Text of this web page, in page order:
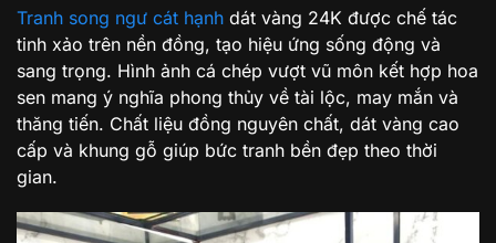
Tranh song ngư cát hạnh dát vàng 24K được chế tác
tinh xảo trên nền đồng, tạo hiệu ứng sống động và
sang trọng. Hình ảnh cá chép vượt vũ môn kết hợp hoa
sen mang ý nghĩa phong thủy về tài lộc, may mắn và
thăng tiến. Chất liệu đồng nguyên chất, dát vàng cao
cấp và khung gỗ giúp bức tranh bền đẹp theo thời
gian.